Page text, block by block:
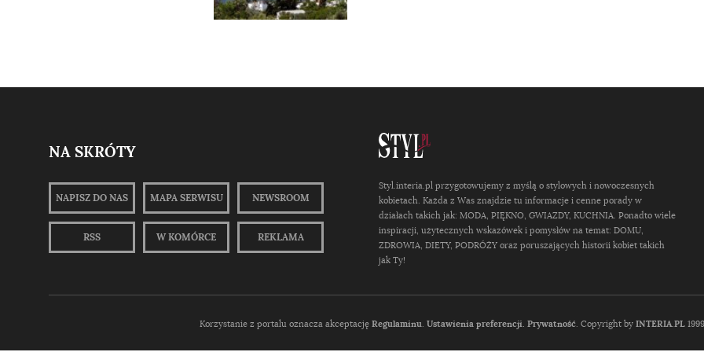
NA SKRÓTY
NAPISZ DO NAS MAPA SERWISU NEWSROOM
RSS W KOMÓRCE REKLAMA
Styl.interia.pl przygotowujemy z myślą o stylowych i nowoczesnych
kobietach. Każda z Was znajdzie tu informacje i cenne porady w
działach takich jak: MODA, PIĘKNO, GWIAZDY, KUCHNIA. Ponadto wiele
inspiracji, użytecznych wskazówek i pomysłów na temat: DOMU,
ZDROWIA, DIETY, PODRÓŻY oraz poruszających historii kobiet takich
jak Ty!
Korzystanie z portalu oznacza akceptację Regulaminu. Ustawienia preferencji. Prywatność. Copyright by INTERIA.PL